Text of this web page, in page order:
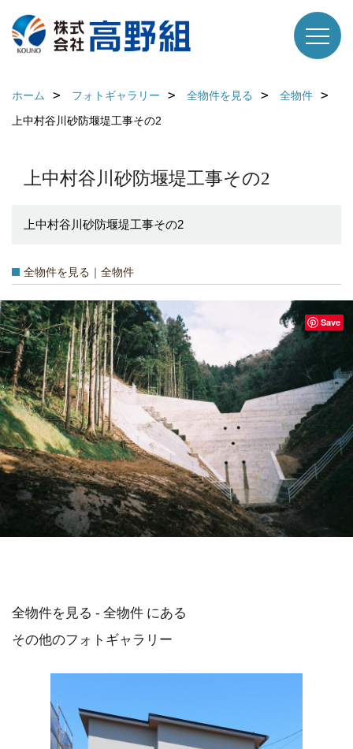
ホーム フォトギャラリー 全物件を見る
全物件
上中村谷川砂防堰堤工事その2
上中村谷川砂防堰堤工事その2
上中村谷川砂防堰堤工事その2
全物件を見る｜全物件
Save
全物件を見る - 全物件 にある
その他のフォトギャラリー